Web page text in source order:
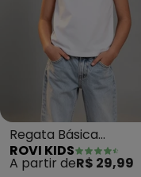
Regata Básica
Menina(Branco)
ROVI KIDS
A partir deR$ 29,99